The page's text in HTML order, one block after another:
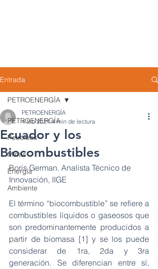
Entrada
PETROENERGÍA
Petróleos
Minas
Energía
Ambiente
PETROENERGÍA
Ecuador y los
Biocombustibles
PETROENERGÍA
4 feb 2021 4 min de lectura
Boris German. Analista Técnico de
Innovación, IIGE
El término “biocombustible” se refiere a
combustibles líquidos o gaseosos que
son predominantemente producidos a
partir de biomasa [1] y se los puede
considerar de 1ra, 2da y 3ra
generación. Se diferencian entre sí,